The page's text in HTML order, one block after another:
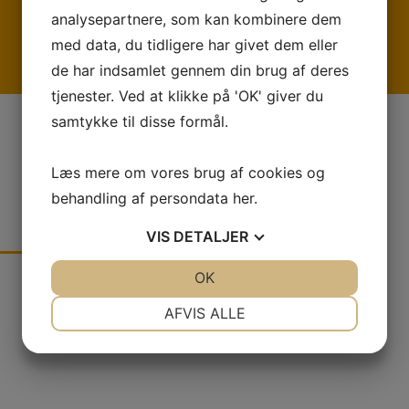
CERTIFICERET
I overensstemmelse med arbejdspladsens regler
designer og leverer vi hver montering med den
påkrævede certificering, f.eks. ISO 9001-certificering.
KONTAKT OS I DAG
Send os dit spørgsmål her. Vi sikrer, at du kommer i kontakt med
den rigtige person. Vores eksperter er klar til at hjælpe dig. For
enhver udfordring, stor eller lille.
analysepartnere, som kan kombinere dem
med data, du tidligere har givet dem eller
de har indsamlet gennem din brug af deres
tjenester. Ved at klikke på 'OK' giver du
samtykke til disse formål.
Læs mere om vores brug af cookies og
behandling af persondata her.
VIS DETALJER
AFVIS ALLE
OK